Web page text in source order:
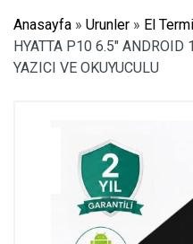
Anasayfa » Urunler » El
HYATTA P10 6.5″
YAZICI VE OKUYUCULU